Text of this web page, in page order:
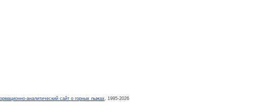
аналитический сайт о горных лыжах, 1995-2026